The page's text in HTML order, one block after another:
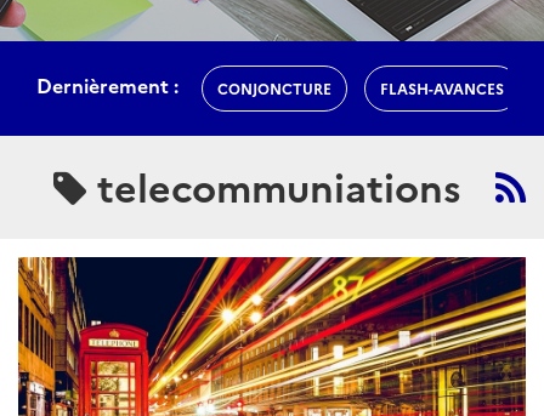
Dernièrement : CONJONCTURE FLASH-AVANCES
telecommuniations